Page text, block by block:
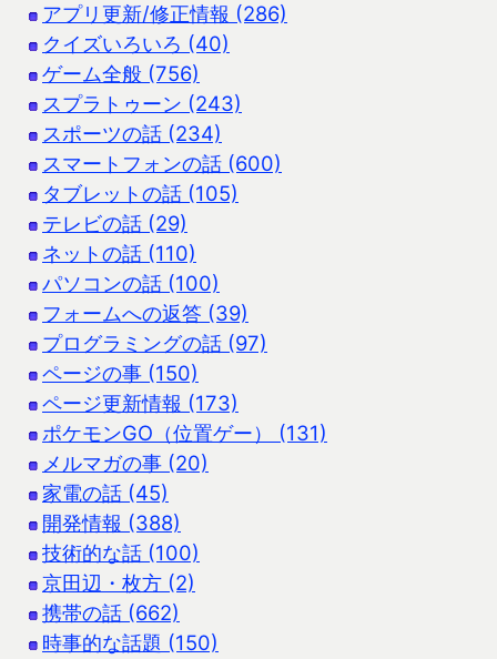
アプリ更新/修正情報 (286)
クイズいろいろ (40)
ゲーム全般 (756)
スプラトゥーン (243)
スポーツの話 (234)
スマートフォンの話 (600)
タブレットの話 (105)
テレビの話 (29)
ネットの話 (110)
パソコンの話 (100)
フォームへの返答 (39)
プログラミングの話 (97)
ページの事 (150)
ページ更新情報 (173)
ポケモンGO（位置ゲー） (131)
メルマガの事 (20)
家電の話 (45)
開発情報 (388)
技術的な話 (100)
京田辺・枚方 (2)
携帯の話 (662)
時事的な話題 (150)